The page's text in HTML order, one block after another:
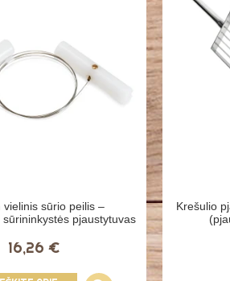
vielinis sūrio peilis –
pjaustytuvas
16,26 €
Krešulio